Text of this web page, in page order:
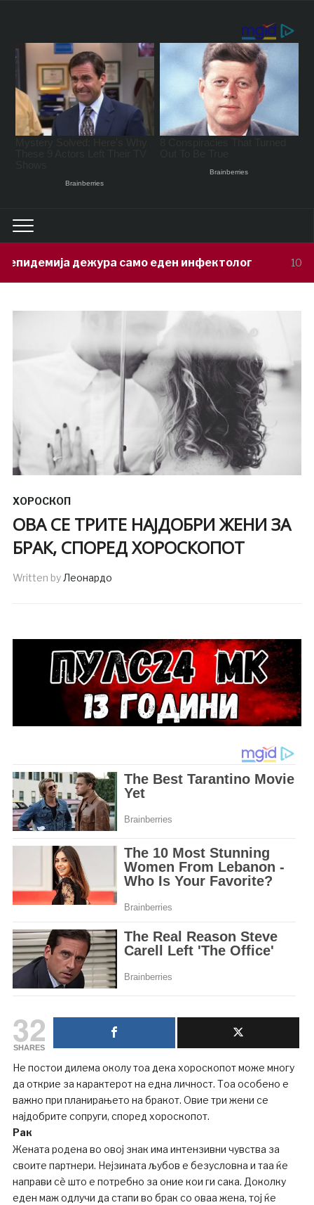
само еден инфектолог 10 hours ago
ХОРОСКОП
ОВА СЕ ТРИТЕ НАЈДОБРИ ЖЕНИ ЗА
БРАК, СПОРЕД ХОРОСКОПОТ
Written byЛеонардо
32
SHARES
Не постои дилема околу тоа дека хороскопот може многу
да открие за карактерот на една личност. Тоа особено е
важно при планирањето на бракот. Овие три жени се
најдобрите сопруги, според хороскопот.
Рак
Жената родена во овој знак има интензивни чувства за
своите партнери. Нејзината љубов е безусловна и таа ќе
направи сè што е потребно за оние кои ги сака. Доколку
еден маж одлучи да стапи во брак со оваа жена, тој ќе